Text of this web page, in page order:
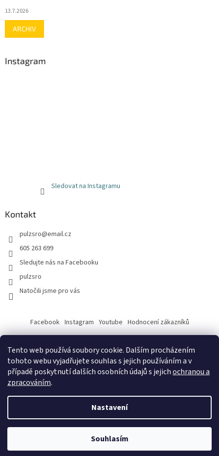
Tento web používá soubory cookie. Dalším procházením
tohoto webu vyjadřujete souhlas s jejich používáním a v
případě poskytnutí dalších osobních údajů s jejichochranou a
zpracováním.
Nastavení
Souhlasím
13.7.2026
ARCHIV
Instagram
Sledovat na Instagramu
Kontakt
pulzsro@email.cz
605 263 699
Sledujte nás na Facebooku
pulzsro
Natočili jsme pro vás
Facebook Instagram Youtube Hodnocení zákazníků
Odstoupit od smlouvy